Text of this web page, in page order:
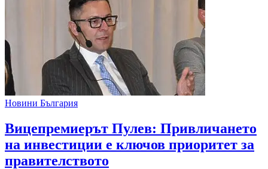
Новини България
Вицепремиерът Пулев: Привличането
на инвестиции е ключов приоритет за
правителството